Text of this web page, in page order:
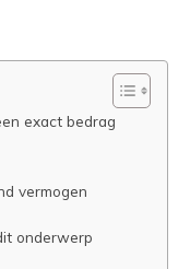
exact bedrag
vermogen
onderwerp